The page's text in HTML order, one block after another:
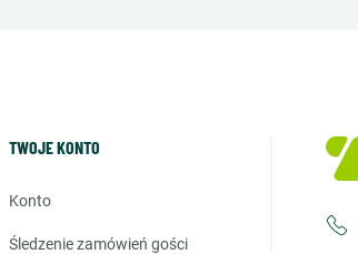
TWOJE KONTO
konto
śledzenie zamówień gości